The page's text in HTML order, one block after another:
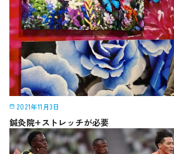
2021年11月3日
鍼灸院+ストレッチが必要